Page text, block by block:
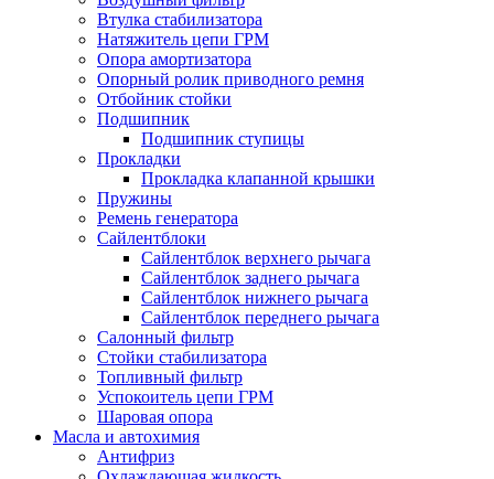
Втулка стабилизатора
Натяжитель цепи ГРМ
Опора амортизатора
Опорный ролик приводного ремня
Отбойник стойки
Подшипник
Подшипник ступицы
Прокладки
Прокладка клапанной крышки
Пружины
Ремень генератора
Сайлентблоки
Сайлентблок верхнего рычага
Сайлентблок заднего рычага
Сайлентблок нижнего рычага
Сайлентблок переднего рычага
Салонный фильтр
Стойки стабилизатора
Топливный фильтр
Успокоитель цепи ГРМ
Шаровая опора
Масла и автохимия
Антифриз